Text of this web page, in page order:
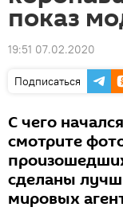
показ
19:51 07.02.2020
Подписаться
С чего
смотрите
сделаны
мировых